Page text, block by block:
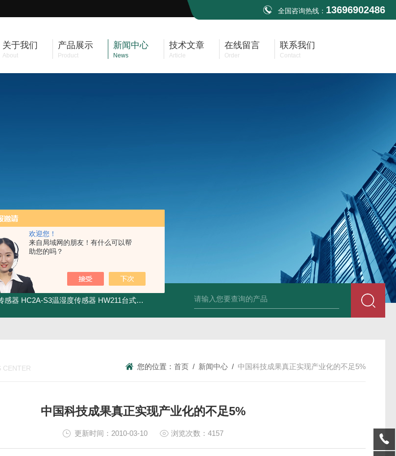
欢迎您！
来自局域网的朋友！有什么可以帮
助您的吗？
全国咨询热线： 13696902486
关于我们
About
产品展示
Product
新闻中心
News
技术文章
Article
在线留言
Order
联系我们
Contact
感器 HC2A-S3温湿度传感器 HW211台式数显酸度计 AZ86032荧光溶氧水质检测仪 SHB-1K 山
CENTER 您的位置： 首页 / 新闻中心 / 中国科技成果真正实现产业化的不足5%
中国科技成果真正实现产业化的不足5%
更新时间：2010-03-10 浏览次数：4157